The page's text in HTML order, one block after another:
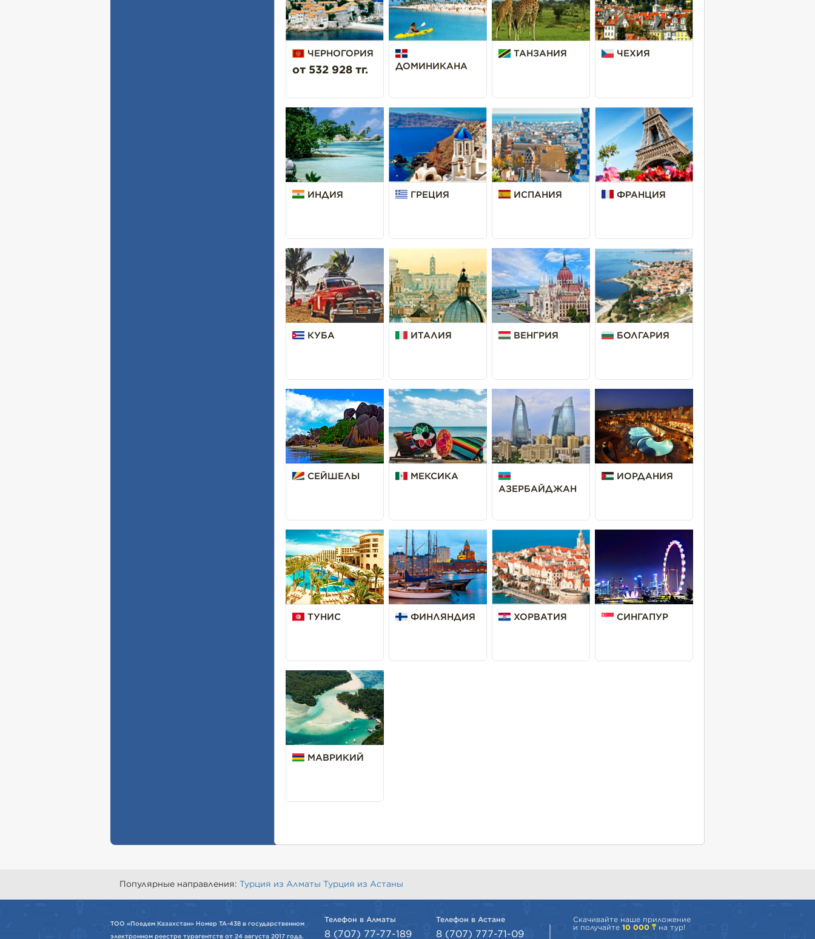
ЧЕРНОГОРИЯ
от 532 928 тг. ДОМИНИКАНА
ТАНЗАНИЯ ЧЕХИЯ
ИНДИЯ ГРЕЦИЯ ИСПАНИЯ ФРАНЦИЯ
КУБА ИТАЛИЯ ВЕНГРИЯ БОЛГАРИЯ
СЕЙШЕЛЫ
МЕКСИКА
АЗЕРБАЙДЖАН
ИОРДАНИЯ
ТУНИС ФИНЛЯНДИЯ ХОРВАТИЯ СИНГАПУР
МАВРИКИЙ
Популярные направления: Турция из Алматы Турция из Астаны
ТОО «Поедем Казахстан» Номер ТА-438 в государственном
электронном реестре турагентств от 24 августа 2017 года.
Телефон в Алматы
8 (707) 77-77-189
Телефон в Астане
8 (707) 777-71-09
Скачивайте наше приложение
и получайте10 000 ₸ на тур!